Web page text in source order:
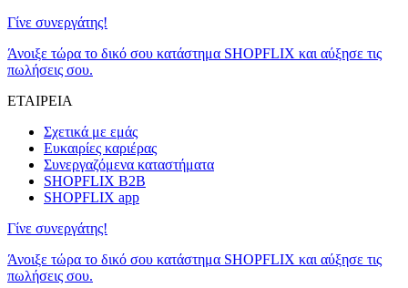
Γίνε συνεργάτης!
Άνοιξε τώρα το δικό σου κατάστημα SHOPFLIX και αύξησε τις
πωλήσεις σου.
ΕΤΑΙΡΕΙΑ
Σχετικά με εμάς
Ευκαιρίες καριέρας
Συνεργαζόμενα καταστήματα
SHOPFLIX B2B
SHOPFLIX app
Γίνε συνεργάτης!
Άνοιξε τώρα το δικό σου κατάστημα SHOPFLIX και αύξησε τις
πωλήσεις σου.